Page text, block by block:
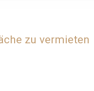
zu vermieten